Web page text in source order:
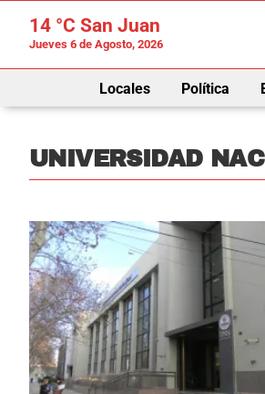
14 °C San Juan
Jueves 6 de Agosto, 2026
Locales Política
UNIVERSIDAD